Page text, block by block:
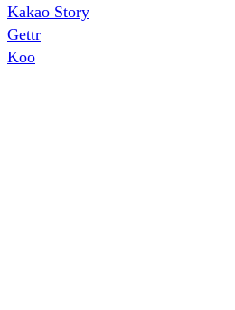
Kakao Story
Gettr
Koo